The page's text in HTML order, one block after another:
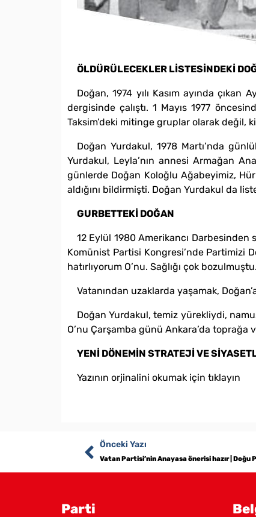
ÖLDÜRÜLECEKLER LİSTESİNDEKİ
Doğan, 1974 yılı Kasım ayında
dergisinde çalıştı. 1 Mayıs 1977
Taksim’deki mitinge gruplar olarak değil,
Doğan Yurdakul, 1978 Martı’nda
Yurdakul, Leyla’nın annesi Armağan
günlerde Doğan Koloğlu Ağabeyimiz,
aldığını bildirmişti. Doğan Yurdakul da
GURBETTEKİ DOĞAN
12 Eylül 1980 Amerikancı Darbesinden
Komünist Partisi Kongresi’nde Partimizi
hatırlıyorum O’nu. Sağlığı çok bozulmuştu.
Vatanından uzaklarda yaşamak,
Doğan Yurdakul, temiz yürekliydi,
O’nu Çarşamba günü Ankara’da toprağa
YENİ DÖNEMİN STRATEJİ VE
Yazının orjinalini okumak için tıklayın
Önceki Yazı
Vatan Partisi’nin Anayasa önerisi hazır | Doğu
Parti